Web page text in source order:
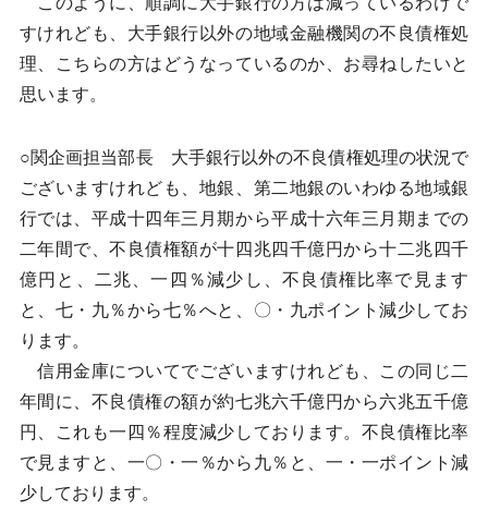
すけれども、大手銀行以外の地域金融機関の不良債権処
理、こちらの方はどうなっているのか、お尋ねしたいと
思います。
○関企画担当部長 大手銀行以外の不良債権処理の状況で
ございますけれども、地銀、第二地銀のいわゆる地域銀
行では、平成十四年三月期から平成十六年三月期までの
二年間で、不良債権額が十四兆四千億円から十二兆四千
億円と、二兆、一四％減少し、不良債権比率で見ます
と、七・九％から七％へと、〇・九ポイント減少してお
ります。
信用金庫についてでございますけれども、この同じ二
年間に、不良債権の額が約七兆六千億円から六兆五千億
円、これも一四％程度減少しております。不良債権比率
で見ますと、一〇・一％から九％と、一・一ポイント減
少しております。